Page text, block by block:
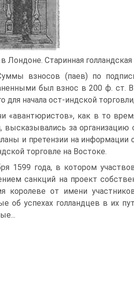
Старинная голландская
взносов (паев) по
был взнос в 200 ф. ст.
для начала ост-инд­ской
«авантюристов», как в то
высказывались за
и претензии на
торговле на Востоке.
1599 года, в кото­ром
санкций на проект
королеве от имени
об успехах голландцев в их